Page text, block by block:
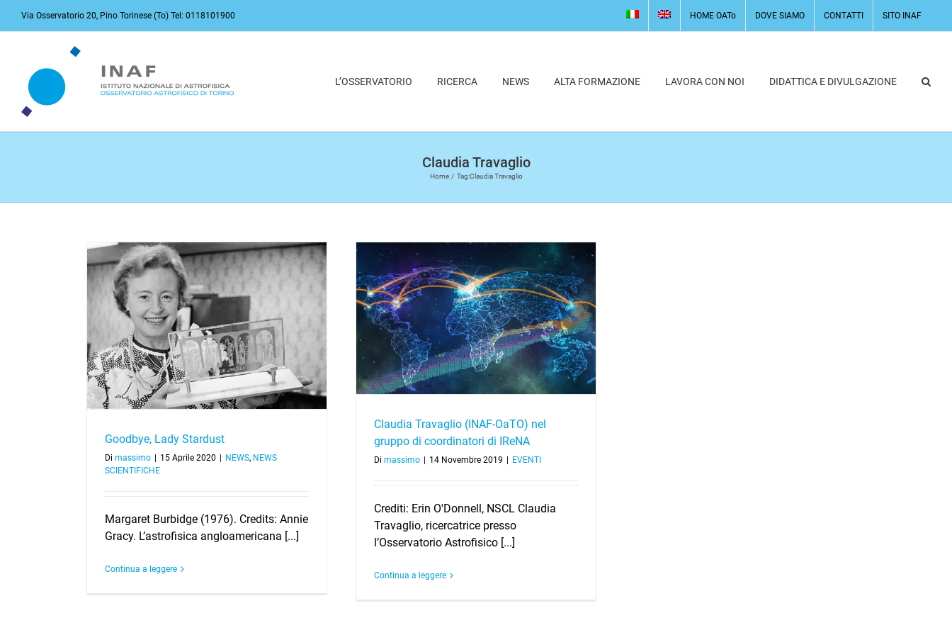
Via Osservatorio 20, Pino Torinese (To) Tel: 0118101900 HOME OATo DOVE SIAMO CONTATTI SITO INAF
L’OSSERVATORIO RICERCA NEWS ALTA FORMAZIONE LAVORA CON NOI DIDATTICA E DIVULGAZIONE
Claudia Travaglio
Home Tag:Claudia Travaglio
Goodbye, Lady Stardust
Di massimo 15 Aprile 2020 NEWS, NEWS
SCIENTIFICHE
Margaret Burbidge (1976). Credits: Annie
Gracy. L’astrofisica angloamericana [...]
Continua a leggere
Claudia Travaglio (INAF-OaTO) nel gruppo di
coordinatori di IReNA
Claudia Travaglio (INAF-OaTO) nel
gruppo di coordinatori di IReNA
Di massimo 14 Novembre 2019 EVENTI
Crediti: Erin O'Donnell, NSCL Claudia
Travaglio, ricercatrice presso
l’Osservatorio Astrofisico [...]
Continua a leggere